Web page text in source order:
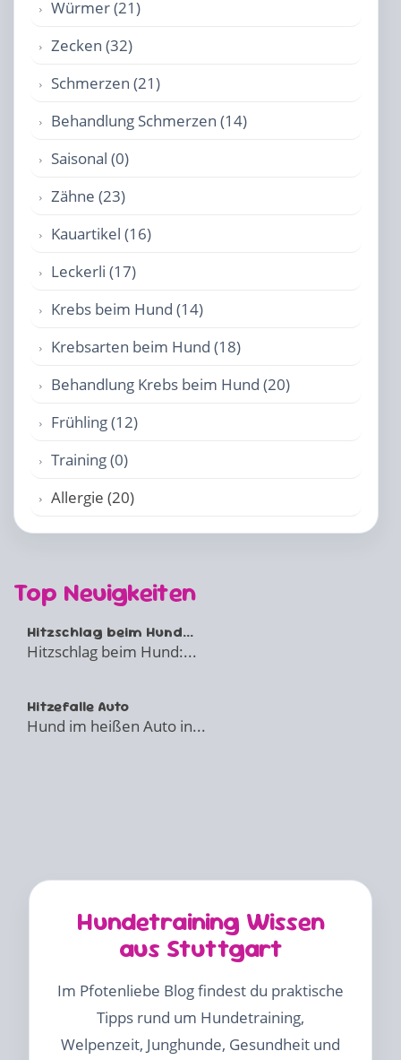
Würmer (21)
Zecken (32)
Schmerzen (21)
Behandlung Schmerzen (14)
Saisonal (0)
Zähne (23)
Kauartikel (16)
Leckerli (17)
Krebs beim Hund (14)
Krebsarten beim Hund (18)
Behandlung Krebs beim Hund (20)
Frühling (12)
Training (0)
Allergie (20)
Top Neuigkeiten
Hitzschlag beim Hund...
Hitzschlag beim Hund:...
Hitzefalle Auto
Hund im heißen Auto in...
Hundetraining Wissen
aus Stuttgart
Im Pfotenliebe Blog findest du praktische
Tipps rund um Hundetraining,
Welpenzeit, Junghunde, Gesundheit und